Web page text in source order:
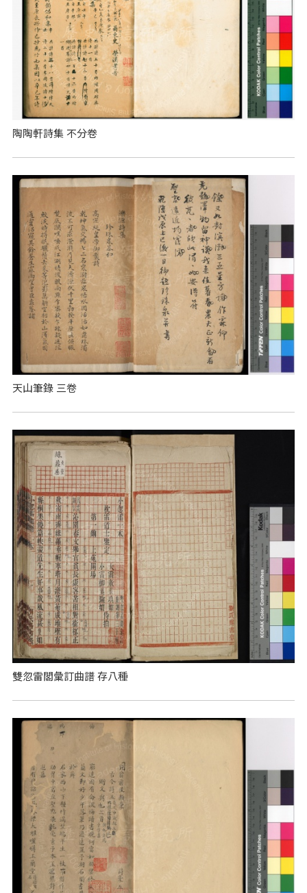
陶陶軒詩集 不分卷
天山筆錄 三卷
雙忽雷閣彙訂曲譜 存八種